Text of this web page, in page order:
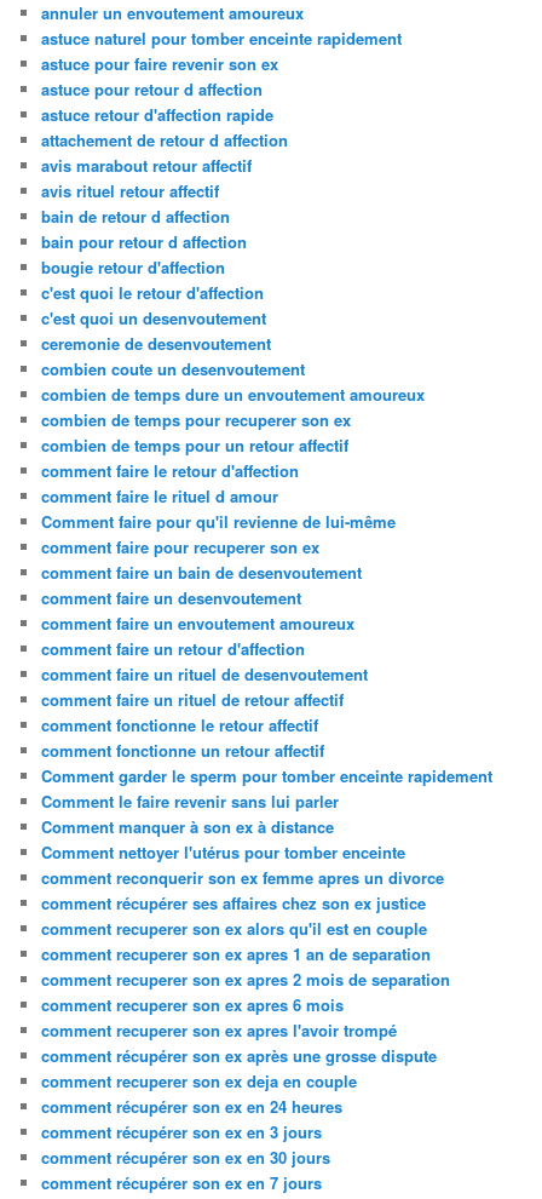
annuler un envoutement amoureux
astuce naturel pour tomber enceinte rapidement
astuce pour faire revenir son ex
astuce pour retour d affection
astuce retour d'affection rapide
attachement de retour d affection
avis marabout retour affectif
avis rituel retour affectif
bain de retour d affection
bain pour retour d affection
bougie retour d'affection
c'est quoi le retour d'affection
c'est quoi un desenvoutement
ceremonie de desenvoutement
combien coute un desenvoutement
combien de temps dure un envoutement amoureux
combien de temps pour recuperer son ex
combien de temps pour un retour affectif
comment faire le retour d'affection
comment faire le rituel d amour
Comment faire pour qu'il revienne de lui-même
comment faire pour recuperer son ex
comment faire un bain de desenvoutement
comment faire un desenvoutement
comment faire un envoutement amoureux
comment faire un retour d'affection
comment faire un rituel de desenvoutement
comment faire un rituel de retour affectif
comment fonctionne le retour affectif
comment fonctionne un retour affectif
Comment garder le sperm pour tomber enceinte rapidement
Comment le faire revenir sans lui parler
Comment manquer à son ex à distance
Comment nettoyer l'utérus pour tomber enceinte
comment reconquerir son ex femme apres un divorce
comment récupérer ses affaires chez son ex justice
comment recuperer son ex alors qu'il est en couple
comment recuperer son ex apres 1 an de separation
comment recuperer son ex apres 2 mois de separation
comment recuperer son ex apres 6 mois
comment recuperer son ex apres l'avoir trompé
comment récupérer son ex après une grosse dispute
comment recuperer son ex deja en couple
comment récupérer son ex en 24 heures
comment récupérer son ex en 3 jours
comment récupérer son ex en 30 jours
comment récupérer son ex en 7 jours